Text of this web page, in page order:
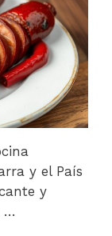
y el País
y
…